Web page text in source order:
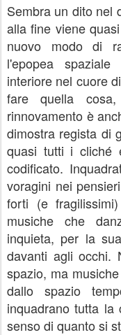
Sembra un dito nel
alla fine viene
nuovo modo di
l'epopea
interiore nel cuore
fare quella
rinnovamento è
dimostra regista di
quasi tutti i cliché
codificato.
voragini nei
forti (e
musiche che
inquieta, per la
davanti agli occhi.
spazio, ma
dallo spazio
inquadrano tutta la
senso di quanto si